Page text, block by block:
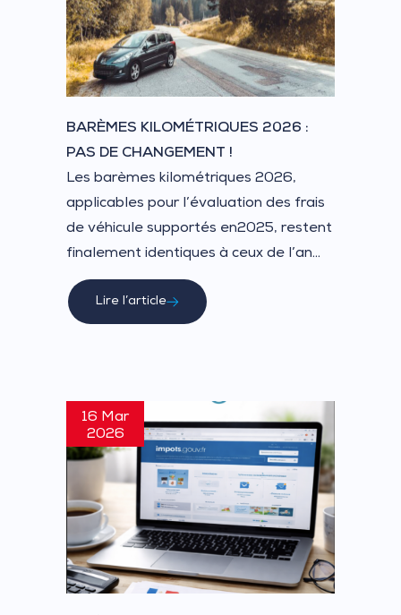
BARÈMES KILOMÉTRIQUES 2026 :
PAS DE CHANGEMENT !
Les barèmes kilométriques 2026,
applicables pour l’évaluation des frais
de véhicule supportés en2025, restent
finalement identiques à ceux de l’an...
Lire l’article
16 Mar
2026